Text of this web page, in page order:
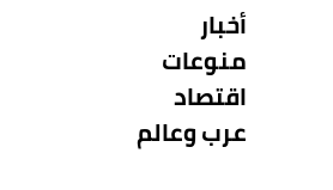
أخبار
منوعات
اقتصاد
عرب وعالم